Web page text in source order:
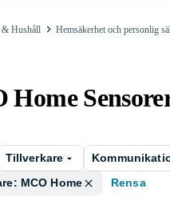
& Hushåll Hemsäkerhet och personlig
Home
Tillverkare
MCO Home
Rensa